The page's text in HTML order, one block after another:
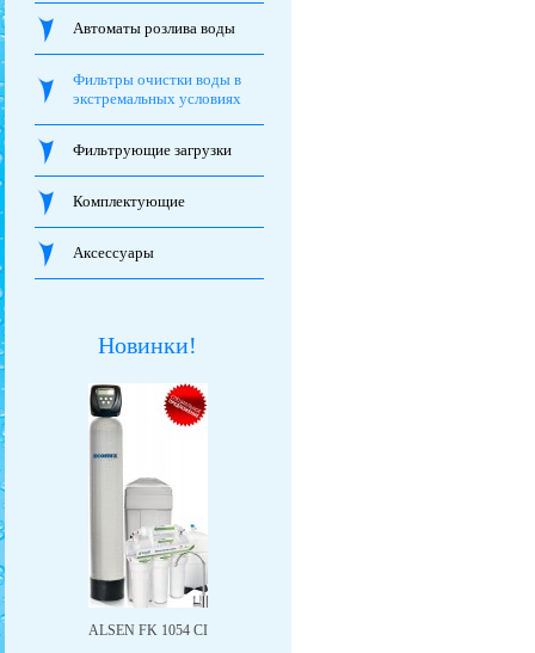
Автоматы розлива воды
Фильтры очистки воды в
экстремальных условиях
Фильтрующие загрузки
Комплектующие
Аксессуары
Новинки!
ALSEN FK 1054 CI